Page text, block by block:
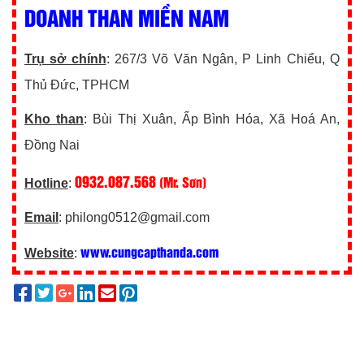
DOANH THAN MIỀN NAM
Trụ sở chính: 267/3 Võ Văn Ngân, P Linh Chiểu, Q
Thủ Đức, TPHCM
Kho than: Bùi Thị Xuân, Ấp Bình Hóa, Xã Hoá An,
Đồng Nai
Hotline: 0932.087.568 (Mr. Sơn)
Email : philong0512@gmail.com
Website: www.cungcapthanda.com